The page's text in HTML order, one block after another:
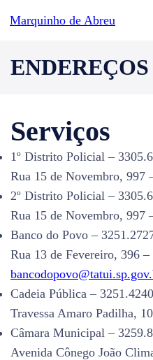
para
conteúdo
Marquinho de Abreu
Serviços
1º Distrito Policial –
Rua 15 de Novembro, 997
2º Distrito Policial –
Rua 15 de Novembro, 997
Banco do Povo –
Rua 13 de Fevereiro, 396
Cadeia Pública – 3251.4240
Travessa Amaro Padilha,
Câmara Municipal –
Avenida Cônego João